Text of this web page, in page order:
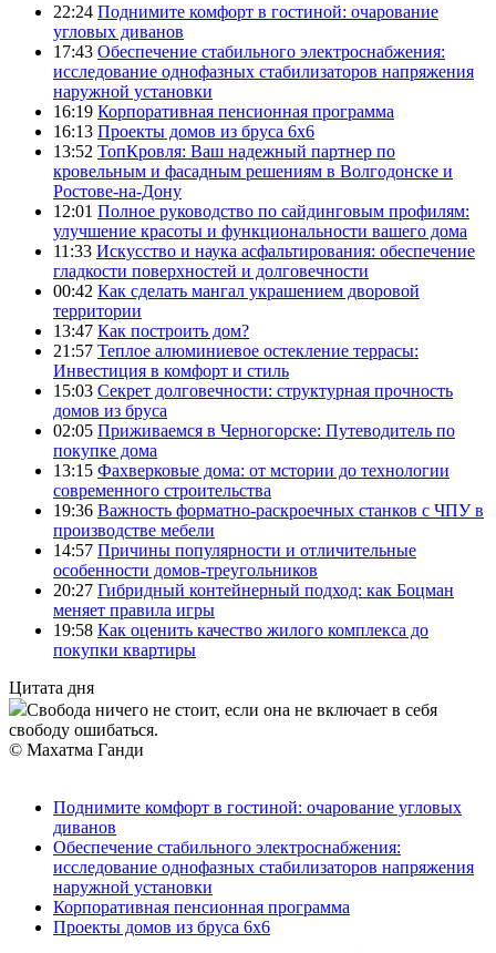
22:24 Поднимите комфорт в гостиной: очарование
угловых диванов
17:43 Обеспечение стабильного электроснабжения:
исследование однофазных стабилизаторов напряжения
наружной установки
16:19 Корпоративная пенсионная программа
16:13 Проекты домов из бруса 6х6
13:52 ТопКровля: Ваш надежный партнер по
кровельным и фасадным решениям в Волгодонске и
Ростове-на-Дону
12:01 Полное руководство по сайдинговым профилям:
улучшение красоты и функциональности вашего дома
11:33 Искусство и наука асфальтирования: обеспечение
гладкости поверхностей и долговечности
00:42 Как сделать мангал украшением дворовой
территории
13:47 Как построить дом?
21:57 Теплое алюминиевое остекление террасы:
Инвестиция в комфорт и стиль
15:03 Секрет долговечности: структурная прочность
домов из бруса
02:05 Приживаемся в Черногорске: Путеводитель по
покупке дома
13:15 Фахверковые дома: от мстории до технологии
современного строительства
19:36 Важность форматно-раскроечных станков с ЧПУ в
производстве мебели
14:57 Причины популярности и отличительные
особенности домов-треугольников
20:27 Гибридный контейнерный подход: как Боцман
меняет правила игры
19:58 Как оценить качество жилого комплекса до
покупки квартиры
Цитата дня
Свобода ничего не стоит, если она не включает в себя
свободу ошибаться.
© Махатма Ганди
Поднимите комфорт в гостиной: очарование угловых
диванов
Обеспечение стабильного электроснабжения:
исследование однофазных стабилизаторов напряжения
наружной установки
Корпоративная пенсионная программа
Проекты домов из бруса 6х6